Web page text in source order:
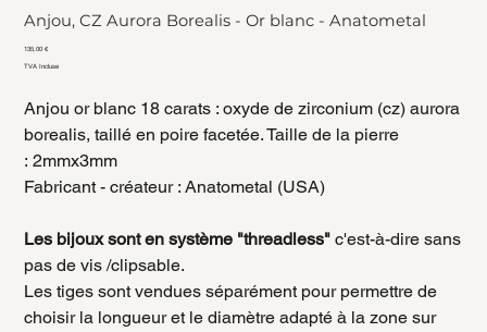
Anjou, CZ Aurora Borealis - Or blanc - Anatometal
Prix
135,00 €
TVA Incluse
Anjou or blanc 18 carats : oxyde de zirconium (cz) aurora
borealis, taillé en poire facetée. Taille de la pierre
: 2mmx3mm
Fabricant - créateur : Anatometal (USA)
Les bijoux sont en système "threadless" c'est-à-dire sans
pas de vis /clipsable.
Les tiges sont vendues séparément pour permettre de
choisir la longueur et le diamètre adapté à la zone sur